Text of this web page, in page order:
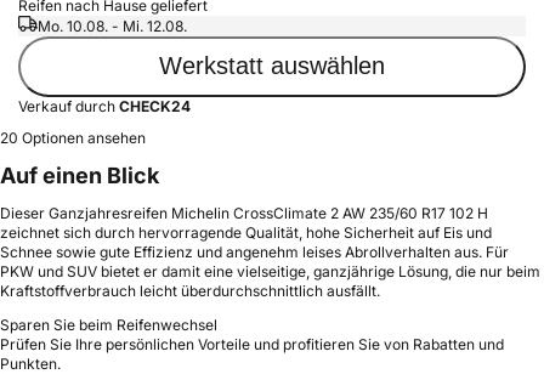
Reifen nach Hause geliefert
Mo. 10.08. - Mi. 12.08.
Werkstatt auswählen
Verkauf durch CHECK24
20 Optionen ansehen
Auf einen Blick
Dieser Ganzjahresreifen Michelin CrossClimate 2 AW 235/60 R17 102 H
zeichnet sich durch hervorragende Qualität, hohe Sicherheit auf Eis und
Schnee sowie gute Effizienz und angenehm leises Abrollverhalten aus. Für
PKW und SUV bietet er damit eine vielseitige, ganzjährige Lösung, die nur beim
Kraftstoffverbrauch leicht überdurchschnittlich ausfällt.
Sparen Sie beim Reifenwechsel
Prüfen Sie Ihre persönlichen Vorteile und profitieren Sie von Rabatten und
Punkten.